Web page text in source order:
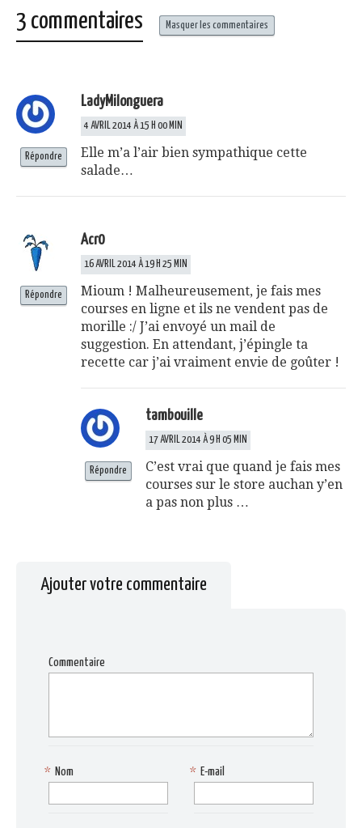
3 commentaires Masquer les commentaires
LadyMilonguera
4 AVRIL 2014 À 15 H 00 MIN
Elle m’a l’air bien sympathique cette
salade…
Répondre
Acr0
16 AVRIL 2014 À 19 H 25 MIN
Mioum ! Malheureusement, je fais mes
courses en ligne et ils ne vendent pas de
morille :/ J’ai envoyé un mail de
suggestion. En attendant, j’épingle ta
recette car j’ai vraiment envie de goûter !
Répondre
tambouille
17 AVRIL 2014 À 9 H 05 MIN
C’est vrai que quand je fais mes
courses sur le store auchan y’en
a pas non plus …
Répondre
Ajouter votre commentaire
Commentaire
Nom
* E-mail
*